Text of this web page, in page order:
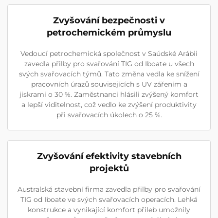
Zvyšování bezpečnosti v
petrochemickém průmyslu
Vedoucí petrochemická společnost v Saúdské Arábii
zavedla přilby pro svařování TIG od Iboate u všech
svých svařovacích týmů. Tato změna vedla ke snížení
pracovních úrazů souvisejících s UV zářením a
jiskrami o 30 %. Zaměstnanci hlásili zvýšený komfort
a lepší viditelnost, což vedlo ke zvýšení produktivity
při svařovacích úkolech o 25 %.
Zvyšování efektivity stavebních
projektů
Australská stavební firma zavedla přilby pro svařování
TIG od Iboate ve svých svařovacích operacích. Lehká
konstrukce a vynikající komfort přileb umožnily